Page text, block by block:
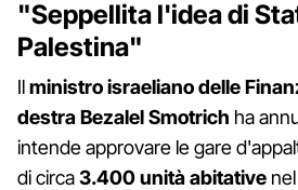
"Seppellita l'idea di
Palestina"
Ilministro israeliano delle
destra Bezalel Smotrich ha
intende approvare le gare
di circa3.400 unità abitative